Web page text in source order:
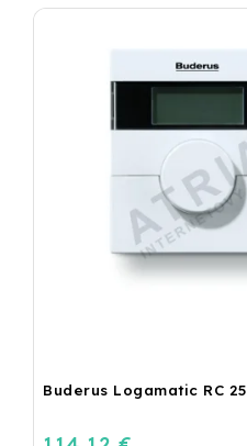
Buderus Logamatic RC 25